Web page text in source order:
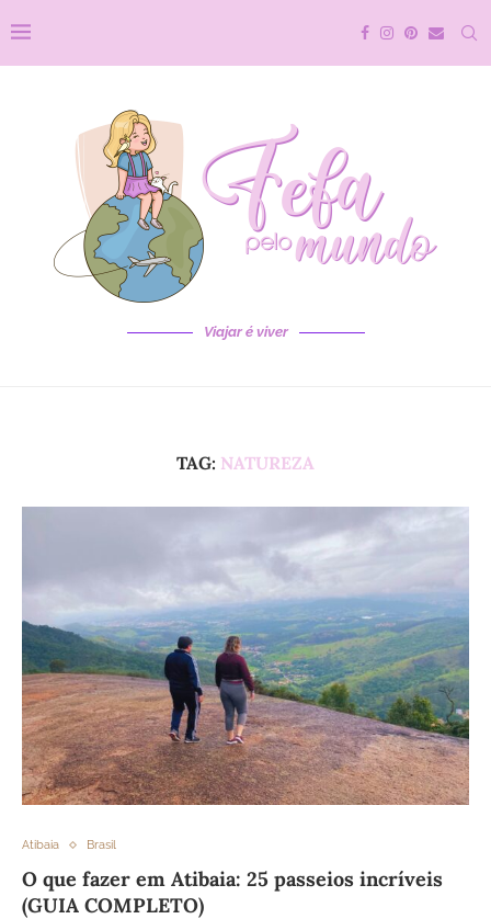
Viajar é viver
TAG: NATUREZA
Atibaia Brasil
O que fazer em Atibaia: 25 passeios incríveis
(GUIA COMPLETO)